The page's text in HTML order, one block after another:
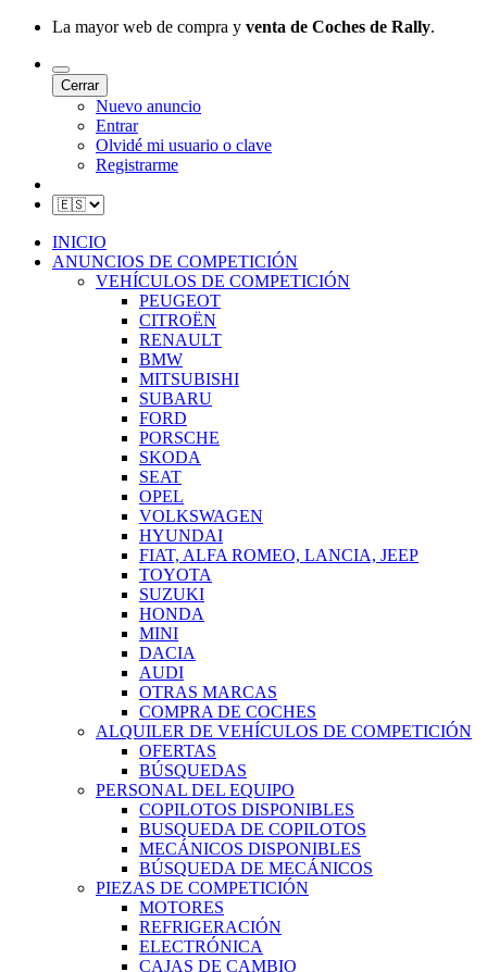
La mayor web de compra y venta de Coches de Rally.
Cerrar
Nuevo anuncio
Entrar
Olvidé mi usuario o clave
Registrarme
INICIO
ANUNCIOS DE COMPETICIÓN
VEHÍCULOS DE COMPETICIÓN
PEUGEOT
CITROËN
RENAULT
BMW
MITSUBISHI
SUBARU
FORD
PORSCHE
SKODA
SEAT
OPEL
VOLKSWAGEN
HYUNDAI
FIAT, ALFA ROMEO, LANCIA, JEEP
TOYOTA
SUZUKI
HONDA
MINI
DACIA
AUDI
OTRAS MARCAS
COMPRA DE COCHES
ALQUILER DE VEHÍCULOS DE COMPETICIÓN
OFERTAS
BÚSQUEDAS
PERSONAL DEL EQUIPO
COPILOTOS DISPONIBLES
BUSQUEDA DE COPILOTOS
MECÁNICOS DISPONIBLES
BÚSQUEDA DE MECÁNICOS
PIEZAS DE COMPETICIÓN
MOTORES
REFRIGERACIÓN
ELECTRÓNICA
CAJAS DE CAMBIO